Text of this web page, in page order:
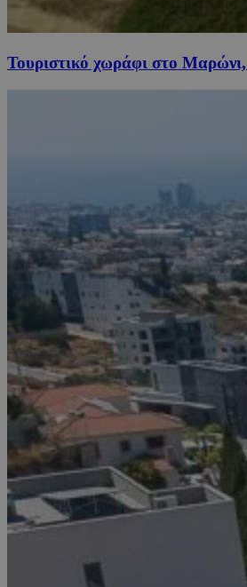
Τουριστικό χωράφι στο